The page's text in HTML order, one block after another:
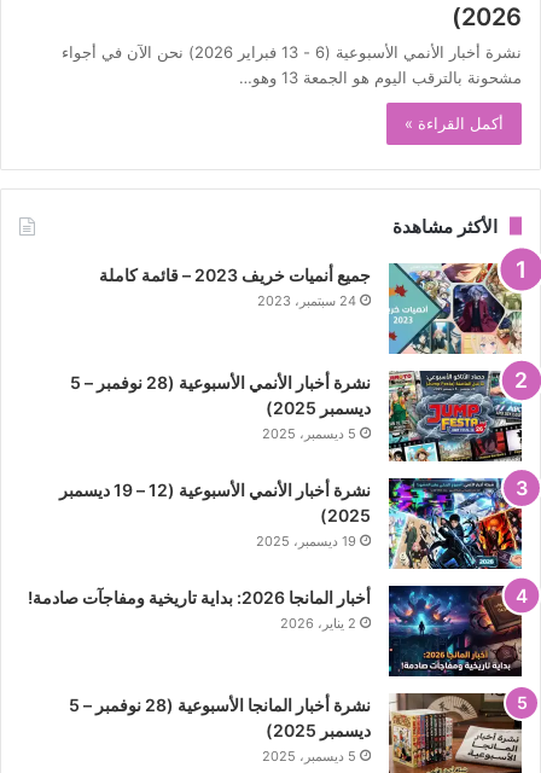
2026)
نشرة أخبار الأنمي الأسبوعية (6 - 13 فبراير 2026) نحن الآن في أجواء
مشحونة بالترقب اليوم هو الجمعة 13 وهو…
أكمل القراءة »
الأكثر مشاهدة
جميع أنميات خريف 2023 – قائمة كاملة
24 سبتمبر، 2023
نشرة أخبار الأنمي الأسبوعية (28 نوفمبر – 5
ديسمبر 2025)
5 ديسمبر، 2025
نشرة أخبار الأنمي الأسبوعية (12 – 19 ديسمبر
2025)
19 ديسمبر، 2025
أخبار المانجا 2026: بداية تاريخية ومفاجآت صادمة!
2 يناير، 2026
نشرة أخبار المانجا الأسبوعية (28 نوفمبر – 5
ديسمبر 2025)
5 ديسمبر، 2025